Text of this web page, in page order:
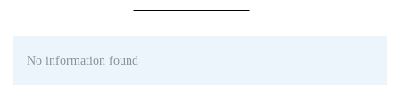
No information found